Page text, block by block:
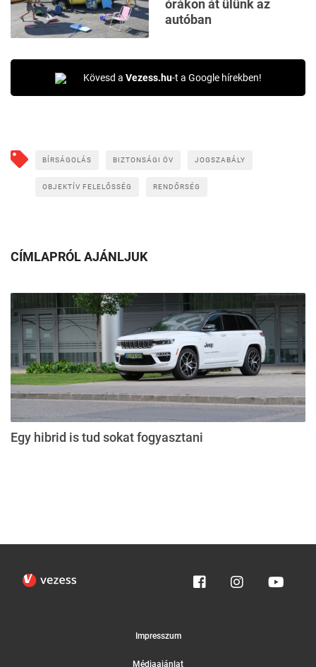
órákon át ülünk az
autóban
Kövesd a Vezess.hu-t a Google hírekben!
BÍRSÁGOLÁS BIZTONSÁGI ÖV JOGSZABÁLY
OBJEKTÍV FELELŐSSÉG RENDŐRSÉG
CÍMLAPRÓL AJÁNLJUK
Egy hibrid is tud sokat fogyasztani
Impresszum
Médiaajánlat